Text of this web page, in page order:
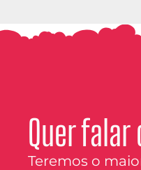
Quer
Teremos o